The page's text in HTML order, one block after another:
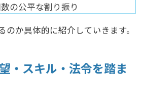
の公平な割り振り
のか具体的に紹介していきます。
・スキル・法令を踏ま